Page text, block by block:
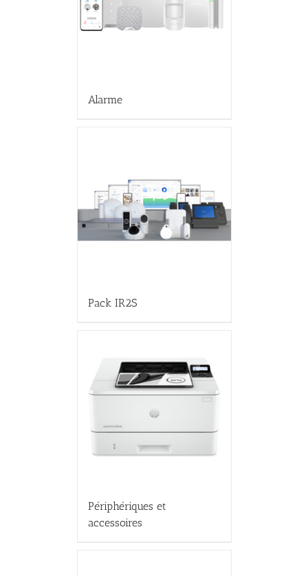
Alarme
Pack IR2S
Périphériques et
accessoires